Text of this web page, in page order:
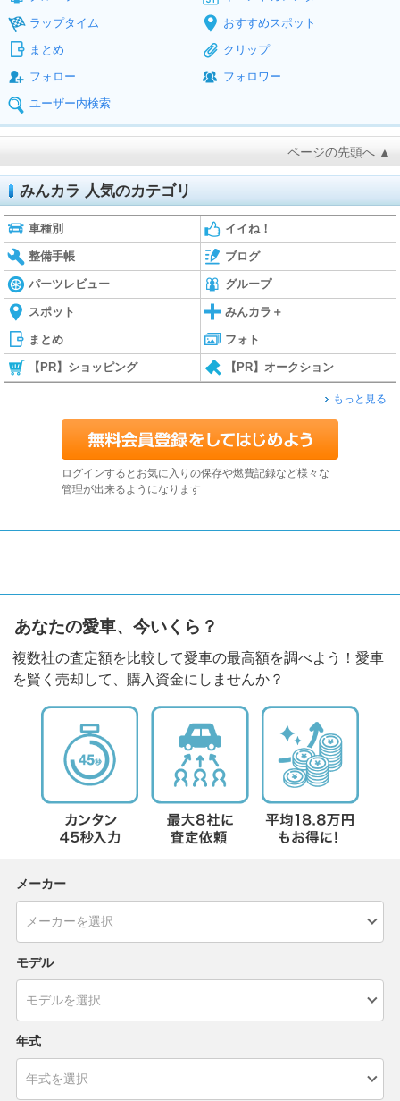
ラップタイム
おすすめスポット
まとめ
クリップ
フォロー
フォロワー
ユーザー内検索
ページの先頭へ ▲
みんカラ 人気のカテゴリ
車種別 イイね！
整備手帳 ブログ
パーツレビュー グループ
スポット みんカラ＋
まとめ フォト
【PR】ショッピング 【PR】オークション
もっと見る
ログインするとお気に入りの保存や燃費記録など様々な
管理が出来るようになります
あなたの愛車、今いくら？
複数社の査定額を比較して愛車の最高額を調べよう！愛車
を賢く売却して、購入資金にしませんか？
メーカー
モデル
年式